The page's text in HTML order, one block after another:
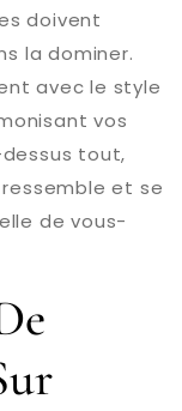
doivent
la dominer.
avec le style
vos
tout,
et se
de vous-